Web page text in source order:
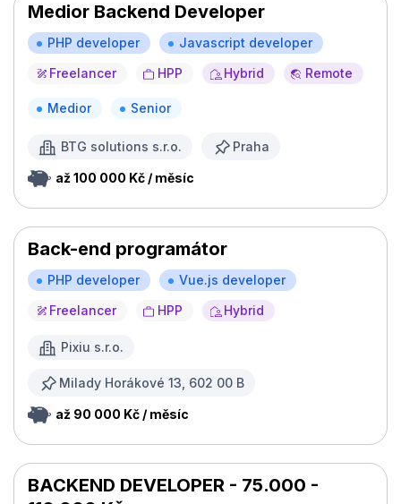
Medior Backend Developer
PHP developer
Javascript developer
Freelancer
HPP Hybrid Remote
Medior Senior
BTG solutions s.r.o. Praha
až 100 000 Kč / měsíc
Back-end programátor
PHP developer
Vue.js developer
Freelancer
HPP Hybrid
Pixiu s.r.o.
Milady Horákové 13, 602 00 B
až 90 000 Kč / měsíc
BACKEND DEVELOPER - 75.000 -